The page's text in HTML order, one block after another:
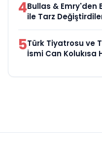
4Bullas & Emry'den
ile Tarz
5Türk Tiyatrosu ve
İsmi Can Kolukısa